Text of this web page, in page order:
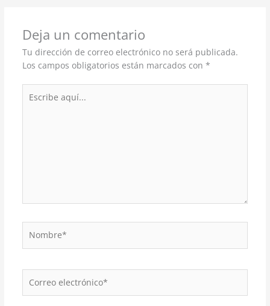
Deja un comentario
Tu dirección de correo electrónico no será publicada.
Los campos obligatorios están marcados con *
aquí...
electrónico*